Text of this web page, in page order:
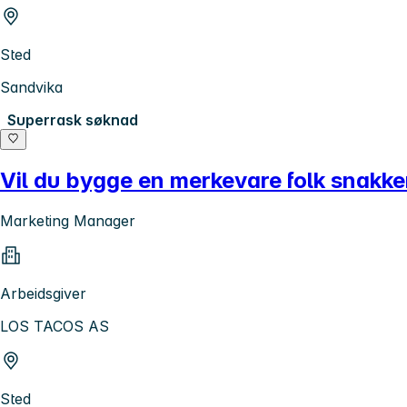
Sted
Sandvika
Superrask søknad
Vil du bygge en merkevare folk
Marketing Manager
Arbeidsgiver
LOS TACOS AS
Sted